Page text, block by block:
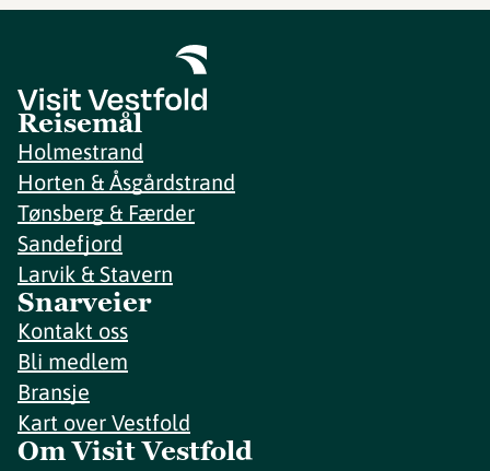
Reisemål
Holmestrand
Horten & Åsgårdstrand
Tønsberg & Færder
Sandefjord
Larvik & Stavern
Snarveier
Kontakt oss
Bli medlem
Bransje
Kart over Vestfold
Om Visit Vestfold